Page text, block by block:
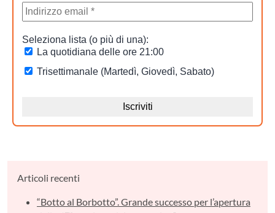
Articoli recenti
“Botto al Borbotto”. Grande successo per l’apertura